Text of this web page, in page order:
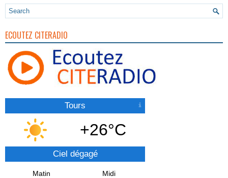
ECOUTEZ CITERADIO
Tours
+26°C
Ciel dégagé
Matin Midi